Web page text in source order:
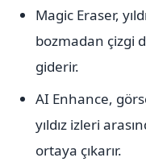
Magic Eraser,
bozmadan çizgi
giderir.
AI Enhance,
yıldız izleri
ortaya çıkarır.